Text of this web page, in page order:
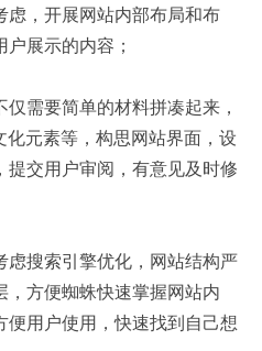
虑，开展网站内部布局和布
展示的内容；
需要简单的材料拼凑起来，
元素等，构思网站界面，设
交用户审阅，有意见及时修
虑搜索引擎优化，网站结构严
，方便蜘蛛快速掌握网站内
用户使用，快速找到自己想